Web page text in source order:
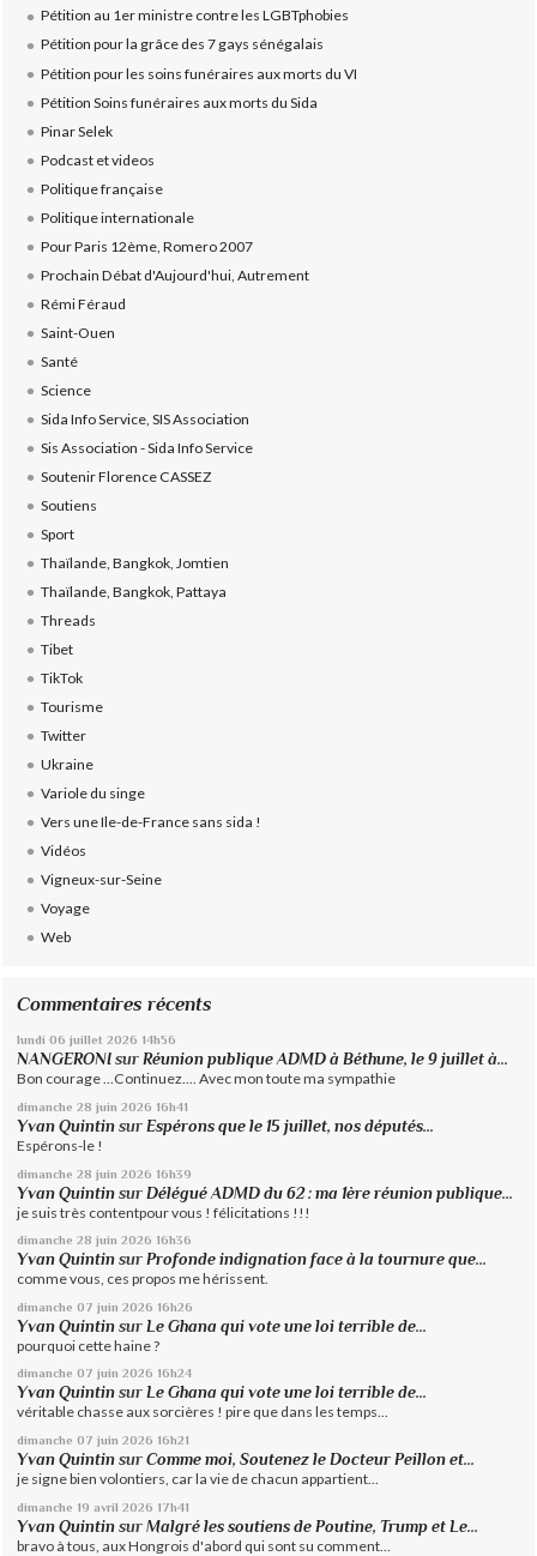
Pétition au 1er ministre contre les LGBTphobies
Pétition pour la grâce des 7 gays sénégalais
Pétition pour les soins funéraires aux morts du VI
Pétition Soins funéraires aux morts du Sida
Pinar Selek
Podcast et videos
Politique française
Politique internationale
Pour Paris 12ème, Romero 2007
Prochain Débat d'Aujourd'hui, Autrement
Rémi Féraud
Saint-Ouen
Santé
Science
Sida Info Service, SIS Association
Sis Association - Sida Info Service
Soutenir Florence CASSEZ
Soutiens
Sport
Thaïlande, Bangkok, Jomtien
Thaïlande, Bangkok, Pattaya
Threads
Tibet
TikTok
Tourisme
Twitter
Ukraine
Variole du singe
Vers une Ile-de-France sans sida !
Vidéos
Vigneux-sur-Seine
Voyage
Web
Commentaires récents
lundi 06 juillet 2026 14h56
NANGERONI surRéunion publique ADMD à Béthune, le 9 juillet à...
Bon courage ...Continuez.... Avec mon toute ma sympathie
dimanche 28 juin 2026 16h41
Yvan Quintin surEspérons que le 15 juillet, nos députés...
Espérons-le !
dimanche 28 juin 2026 16h39
Yvan Quintin surDélégué ADMD du 62 : ma 1ère réunion publique...
je suis très contentpour vous ! félicitations !!!
dimanche 28 juin 2026 16h36
Yvan Quintin surProfonde indignation face à la tournure que...
comme vous, ces propos me hérissent.
dimanche 07 juin 2026 16h26
Yvan Quintin sur Le Ghana qui vote une loi terrible de...
pourquoi cette haine ?
dimanche 07 juin 2026 16h24
Yvan Quintin surLe Ghana qui vote une loi terrible de...
véritable chasse aux sorcières ! pire que dans les temps...
dimanche 07 juin 2026 16h21
Yvan Quintin surComme moi, Soutenez le Docteur Peillon et...
je signe bien volontiers, car la vie de chacun appartient...
dimanche 19 avril 2026 17h41
Yvan Quintin surMalgré les soutiens de Poutine, Trump et Le...
bravo à tous, aux Hongrois d'abord qui sont su comment...